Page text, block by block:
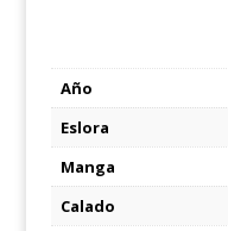
Año
Eslora
Manga
Calado